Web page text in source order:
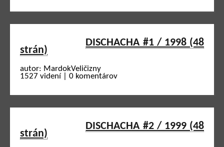
DISCHACHA #1 / 1998 (48
strán)
autor: MardokVeličizny
1527 videní | 0 komentárov
DISCHACHA #2 / 1999 (48
strán)